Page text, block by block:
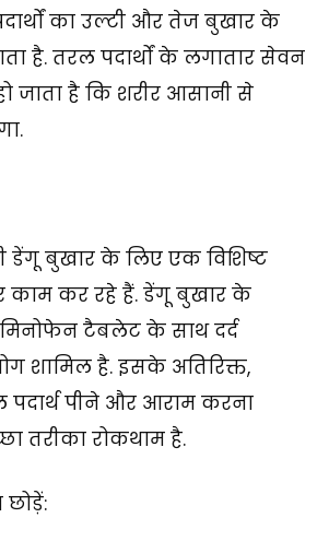
का उल्टी और तेज बुखार के
है. तरल पदार्थों के लगातार सेवन
जाता है कि शरीर आसानी से
डेंगू बुखार के लिए एक विशिष्ट
काम कर रहे हैं. डेंगू बुखार के
टैबलेट के साथ दर्द
शामिल है. इसके अतिरिक्त,
पीने और आराम करना
तरीका रोकथाम है.